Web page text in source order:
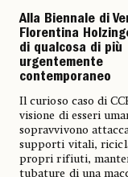
Alla Biennale di
Florentina
di qualcosa di più
urgentemente
contemporaneo
Il curioso caso di
visione di esseri
sopravvivono
supporti vitali,
propri rifiuti,
tubature di una